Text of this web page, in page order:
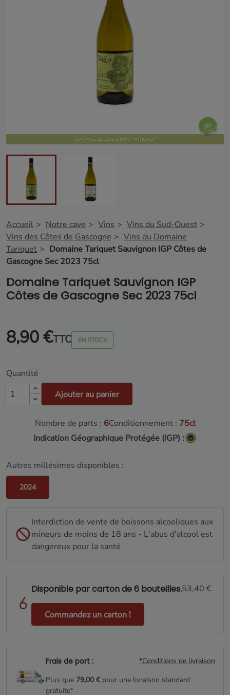
-30% AVEC LE CODE PROMO "ANTIGASPI"
Accueil Notre cave Vins
Vins du Sud-Ouest
Vins des Côtes de Gascogne
Vins du Domaine
Tariquet
Domaine Tariquet Sauvignon IGP Côtes de
Gascogne Sec 2023 75cl
Domaine Tariquet Sauvignon IGP
Côtes de Gascogne Sec 2023 75cl
8,90 €TTC EN STOCK
Quantité
Ajouter au panier
Nombre de parts : 6Conditionnement : 75cl
Indication Géographique Protégée (IGP) :
Autres millésimes disponibles :
2024
Interdiction de vente de boissons alcooliques aux
mineurs de moins de 18 ans - L'abus d'alcool est
dangereux pour la santé
Disponible par carton de 6 bouteilles.53,40 €
Commandez un carton !
Frais de port :
*Conditions de livraison
Plus que 79,00 €pour une livraison standard
gratuite*